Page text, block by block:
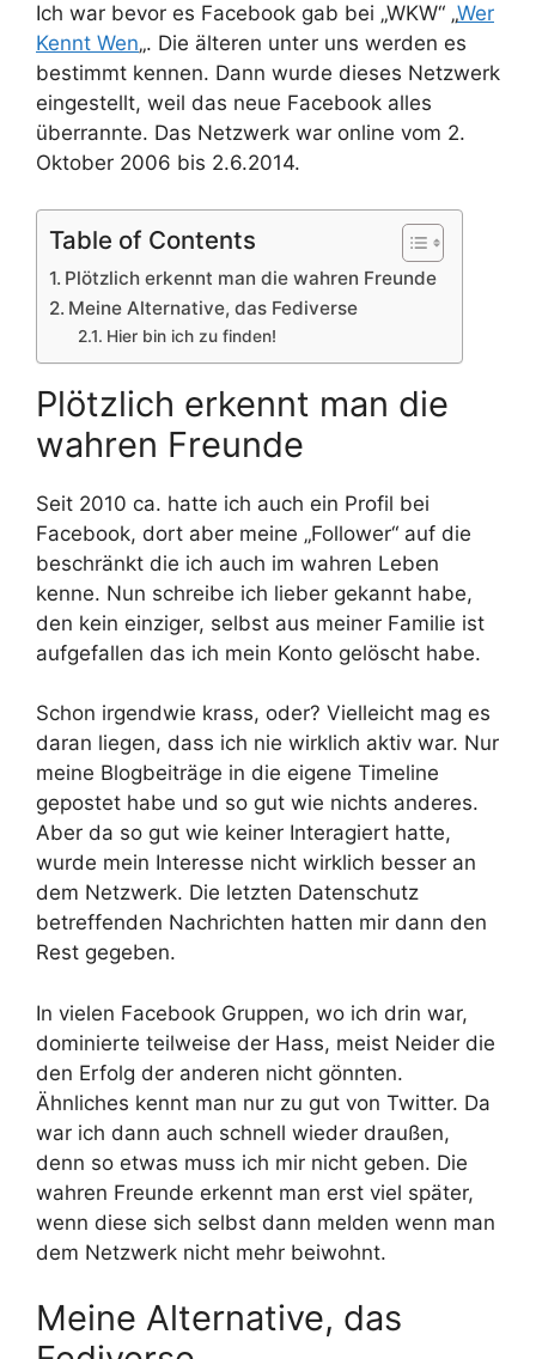
Ich war bevor es Facebook gab bei „WKW“ „Wer
Kennt Wen„. Die älteren unter uns werden es
bestimmt kennen. Dann wurde dieses Netzwerk
eingestellt, weil das neue Facebook alles
überrannte. Das Netzwerk war online vom 2.
Oktober 2006 bis 2.6.2014.
Table of Contents
Plötzlich erkennt man die wahren Freunde
Meine Alternative, das Fediverse
Hier bin ich zu finden!
Plötzlich erkennt man die
wahren Freunde
Seit 2010 ca. hatte ich auch ein Profil bei
Facebook, dort aber meine „Follower“ auf die
beschränkt die ich auch im wahren Leben
kenne. Nun schreibe ich lieber gekannt habe,
den kein einziger, selbst aus meiner Familie ist
aufgefallen das ich mein Konto gelöscht habe.
Schon irgendwie krass, oder? Vielleicht mag es
daran liegen, dass ich nie wirklich aktiv war. Nur
meine Blogbeiträge in die eigene Timeline
gepostet habe und so gut wie nichts anderes.
Aber da so gut wie keiner Interagiert hatte,
wurde mein Interesse nicht wirklich besser an
dem Netzwerk. Die letzten Datenschutz
betreffenden Nachrichten hatten mir dann den
Rest gegeben.
In vielen Facebook Gruppen, wo ich drin war,
dominierte teilweise der Hass, meist Neider die
den Erfolg der anderen nicht gönnten.
Ähnliches kennt man nur zu gut von Twitter. Da
war ich dann auch schnell wieder draußen,
denn so etwas muss ich mir nicht geben. Die
wahren Freunde erkennt man erst viel später,
wenn diese sich selbst dann melden wenn man
dem Netzwerk nicht mehr beiwohnt.
Meine Alternative, das